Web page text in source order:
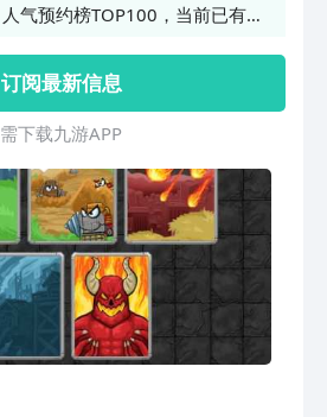
人气预约榜TOP100，当前已有
订阅最新信息
需 下 载 九 游 A P P